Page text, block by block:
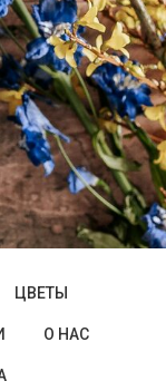
ЦВЕТЫ
О НАС